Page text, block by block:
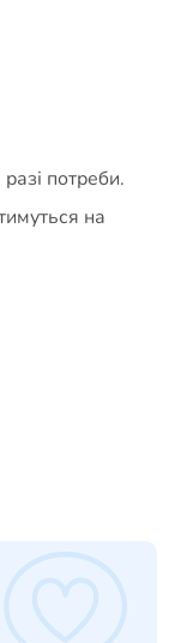
потреби.
на